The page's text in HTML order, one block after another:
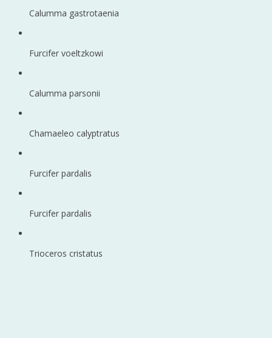
Calumma gastrotaenia
Furcifer voeltzkowi
Calumma parsonii
Chamaeleo calyptratus
Furcifer pardalis
Furcifer pardalis
Trioceros cristatus